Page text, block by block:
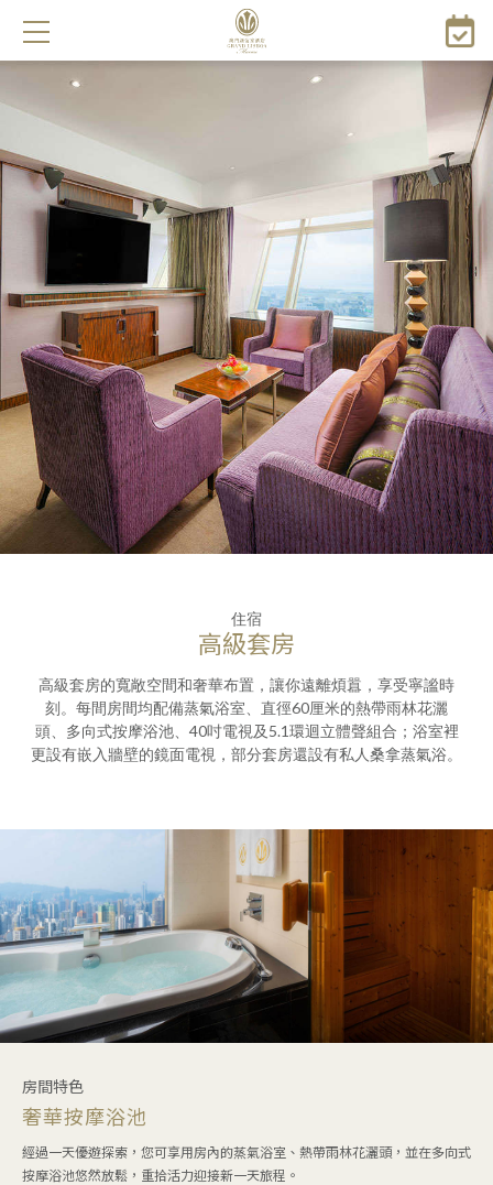
主
住宿
高級套房
高級套房的寬敞空間和奢華布置，讓你遠離煩囂，享受寧謐時
刻。每間房間均配備蒸氣浴室、直徑60厘米的熱帶雨林花灑
頭、多向式按摩浴池、40吋電視及5.1環迴立體聲組合；浴室裡
更設有嵌入牆壁的鏡面電視，部分套房還設有私人桑拿蒸氣浴。
房間特色
奢華按摩浴池
經過一天優遊探索，您可享用房內的蒸氣浴室、熱帶雨林花灑頭，並在多向式
按摩浴池悠然放鬆，重拾活力迎接新一天旅程。